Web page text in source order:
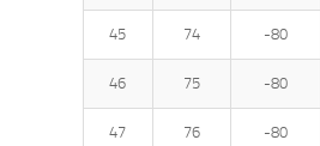
45 74 -80
46 75 -80
47 76 -80